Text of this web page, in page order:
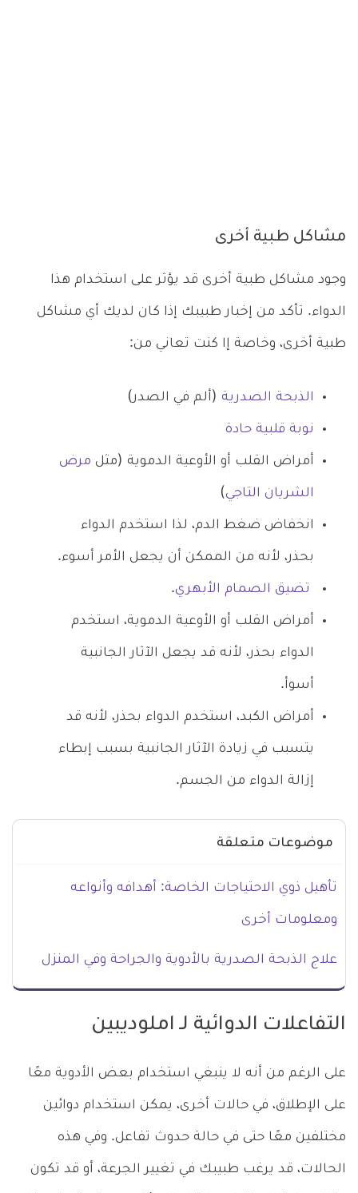
مشاكل طبية أخرى
وجود مشاكل طبية أخرى قد يؤثر على استخدام هذا
الدواء. تأكد من إخبار طبيبك إذا كان لديك أي مشاكل
طبية أخرى، وخاصة إا كنت تعاني من:
الذبحة الصدرية (ألم في الصدر)
نوبة قلبية حادة
أمراض القلب أو الأوعية الدموية (مثل مرض
الشريان التاجي)
انخفاض ضغط الدم، لذا استخدم الدواء
بحذر، لأنه من الممكن أن يجعل الأمر أسوء.
تضيق الصمام الأبهري.
أمراض القلب أو الأوعية الدموية، استخدم
الدواء بحذر، لأنه قد يجعل الآثار الجانبية
أسوأ.
أمراض الكبد، استخدم الدواء بحذر، لأنه قد
يتسبب في زيادة الآثار الجانبية بسبب إبطاء
إزالة الدواء من الجسم.
موضوعات متعلقة
تأهيل ذوي الاحتياجات الخاصة: أهدافه وأنواعه
ومعلومات أخرى
علاج الذبحة الصدرية بالأدوية والجراحة وفي المنزل
التفاعلات الدوائية لـ املوديبين
على الرغم من أنه لا ينبغي استخدام بعض الأدوية معًا
على الإطلاق، في حالات أخرى، يمكن استخدام دوائين
مختلفين معًا حتى في حالة حدوث تفاعل. وفي هذه
الحالات، قد يرغب طبيبك في تغيير الجرعة، أو قد تكون